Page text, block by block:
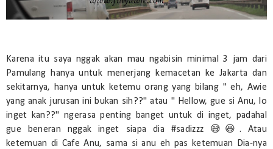
Karena itu saya nggak akan mau ngabisin minimal 3 jam dari
Pamulang hanya untuk menerjang kemacetan ke Jakarta dan
sekitarnya, hanya untuk ketemu orang yang bilang " eh, Awie
yang anak jurusan ini bukan sih??" atau " Hellow, gue si Anu, lo
inget kan??" ngerasa penting banget untuk di inget, padahal
gue beneran nggak inget siapa dia #sadizzz 😅😆. Atau
ketemuan di Cafe Anu, sama si anu eh pas ketemuan Dia-nya